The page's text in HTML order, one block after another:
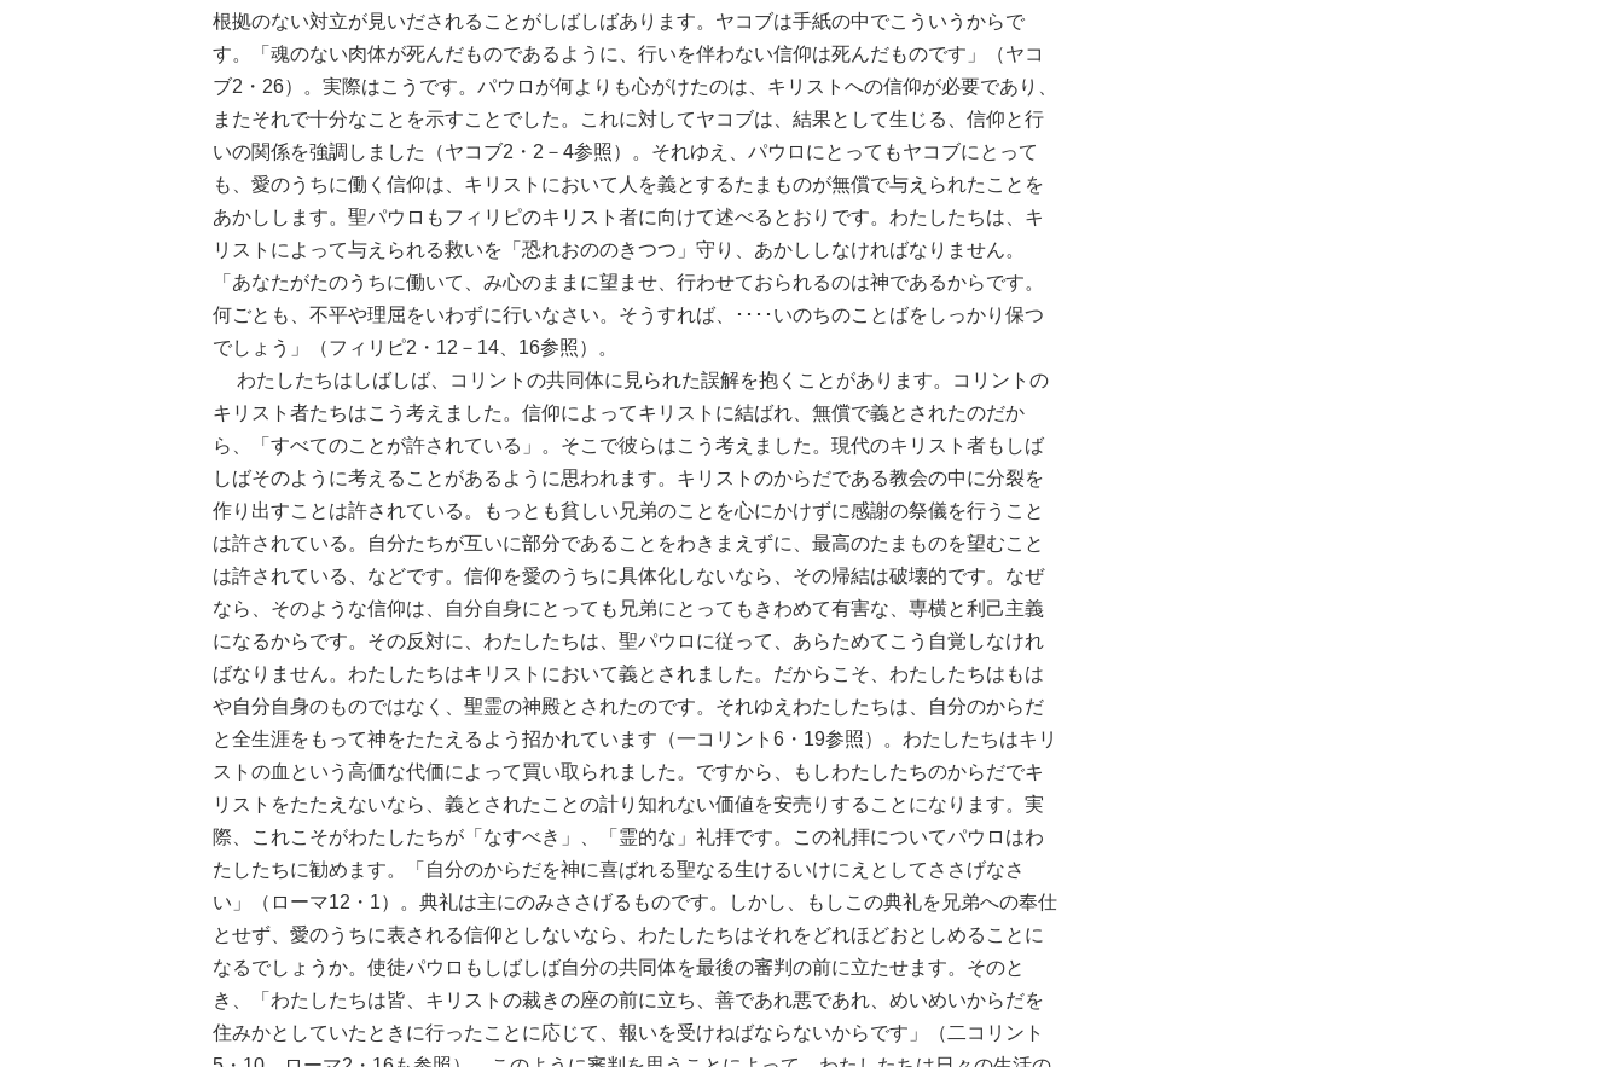
根拠のない対立が見いだされることがしばしばあります。ヤコブは手紙の中でこういうからで
す。「魂のない肉体が死んだものであるように、行いを伴わない信仰は死んだものです」（ヤコ
ブ2・26）。実際はこうです。パウロが何よりも心がけたのは、キリストへの信仰が必要であり、
またそれで十分なことを示すことでした。これに対してヤコブは、結果として生じる、信仰と行
いの関係を強調しました（ヤコブ2・2－4参照）。それゆえ、パウロにとってもヤコブにとって
も、愛のうちに働く信仰は、キリストにおいて人を義とするたまものが無償で与えられたことを
あかしします。聖パウロもフィリピのキリスト者に向けて述べるとおりです。わたしたちは、キ
リストによって与えられる救いを「恐れおののきつつ」守り、あかししなければなりません。
「あなたがたのうちに働いて、み心のままに望ませ、行わせておられるのは神であるからです。
何ごとも、不平や理屈をいわずに行いなさい。そうすれば、････いのちのことばをしっかり保つ
でしょう」（フィリピ2・12－14、16参照）。
わたしたちはしばしば、コリントの共同体に見られた誤解を抱くことがあります。コリントの
キリスト者たちはこう考えました。信仰によってキリストに結ばれ、無償で義とされたのだか
ら、「すべてのことが許されている」。そこで彼らはこう考えました。現代のキリスト者もしば
しばそのように考えることがあるように思われます。キリストのからだである教会の中に分裂を
作り出すことは許されている。もっとも貧しい兄弟のことを心にかけずに感謝の祭儀を行うこと
は許されている。自分たちが互いに部分であることをわきまえずに、最高のたまものを望むこと
は許されている、などです。信仰を愛のうちに具体化しないなら、その帰結は破壊的です。なぜ
なら、そのような信仰は、自分自身にとっても兄弟にとってもきわめて有害な、専横と利己主義
になるからです。その反対に、わたしたちは、聖パウロに従って、あらためてこう自覚しなけれ
ばなりません。わたしたちはキリストにおいて義とされました。だからこそ、わたしたちはもは
や自分自身のものではなく、聖霊の神殿とされたのです。それゆえわたしたちは、自分のからだ
と全生涯をもって神をたたえるよう招かれています（一コリント6・19参照）。わたしたちはキリ
ストの血という高価な代価によって買い取られました。ですから、もしわたしたちのからだでキ
リストをたたえないなら、義とされたことの計り知れない価値を安売りすることになります。実
際、これこそがわたしたちが「なすべき」、「霊的な」礼拝です。この礼拝についてパウロはわ
たしたちに勧めます。「自分のからだを神に喜ばれる聖なる生けるいけにえとしてささげなさ
い」（ローマ12・1）。典礼は主にのみささげるものです。しかし、もしこの典礼を兄弟への奉仕
とせず、愛のうちに表される信仰としないなら、わたしたちはそれをどれほどおとしめることに
なるでしょうか。使徒パウロもしばしば自分の共同体を最後の審判の前に立たせます。そのと
き、「わたしたちは皆、キリストの裁きの座の前に立ち、善であれ悪であれ、めいめいからだを
住みかとしていたときに行ったことに応じて、報いを受けねばならないからです」（二コリント